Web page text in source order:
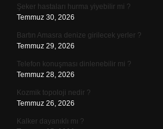
Şeker hastaları hurma yiyebilir mi ?
Temmuz 30, 2026
Bartın Amasra denize girilecek yerler ?
Temmuz 29, 2026
Telefon konuşması dinlenebilir mi ?
Temmuz 28, 2026
Kozmik topoloji nedir ?
Temmuz 26, 2026
Kalker dayanıklı mı ?